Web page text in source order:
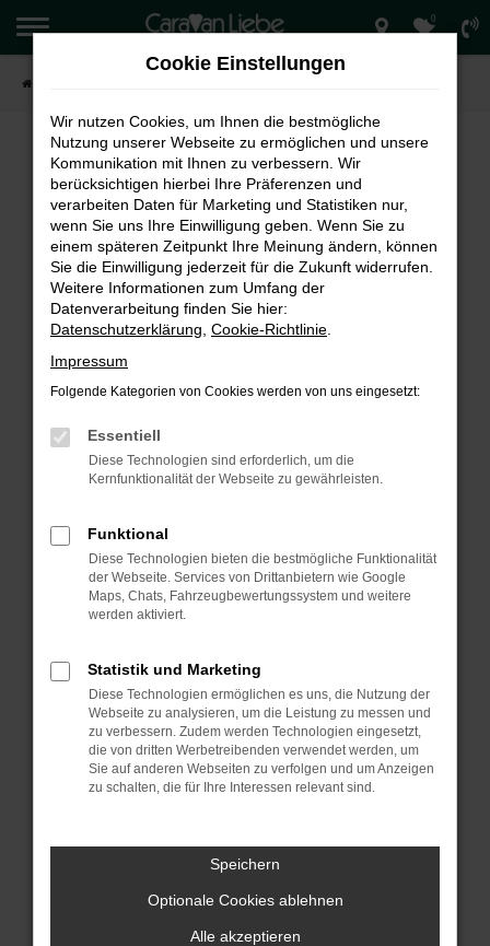
Zum
Hauptinhalt
springen
0
FEHLER: NETWORK ERROR
Beim Laden ist ein Fehler aufgetreten.
Hier sind ein paar Tipps, die dir helfen können:
Überprüfe deine Firewall und deine
Internetverbindung.
Laden andere Webseiten, zum Beispiel deine
Suchmaschine?
Prüfe deine Browsererweiterungen.
können das Laden bestimmter Seiten
verhindern. Funktioniert die Seite in einem
Starte dein Gerät neu.
Das kann manchmal helfen, vorübergehende
Probleme zu beheben.
sind.
Veraltete Software birgt nicht nur ein
Sicherheitsrisiko, sondern kann auch dazu
führen, dass bestimmte Funktionen nicht mehr
unterstützt werden.
hast, kontaktiere uns bitte. Wir werden
uns diesen Text schicken, um uns bei der
Fehlersuche zu unterstützen:
Cookie Einstellungen
Wir nutzen Cookies, um Ihnen die bestmögliche
Nutzung unserer Webseite zu ermöglichen und unsere
Kommunikation mit Ihnen zu verbessern. Wir
berücksichtigen hierbei Ihre Präferenzen und
verarbeiten Daten für Marketing und Statistiken nur,
wenn Sie uns Ihre Einwilligung geben. Wenn Sie zu
einem späteren Zeitpunkt Ihre Meinung ändern, können
Sie die Einwilligung jederzeit für die Zukunft widerrufen.
Weitere Informationen zum Umfang der
Datenverarbeitung finden Sie hier:
Datenschutzerklärung Cookie-Richtlinie
Impressum
Folgende Kategorien von Cookies werden von uns eingesetzt:
Essentiell
Diese Technologien sind erforderlich, um die
Kernfunktionalität der Webseite zu gewährleisten.
Funktional
Diese Technologien bieten die bestmögliche Funktionalität
der Webseite. Services von Drittanbietern wie Google
Maps, Chats, Fahrzeugbewertungssystem und weitere
werden aktiviert.
Statistik und Marketing
Diese Technologien ermöglichen es uns, die Nutzung der
Webseite zu analysieren, um die Leistung zu messen und
zu verbessern. Zudem werden Technologien eingesetzt,
die von dritten Werbetreibenden verwendet werden, um
Sie auf anderen Webseiten zu verfolgen und um Anzeigen
zu schalten, die für Ihre Interessen relevant sind.
Speichern
Optionale Cookies ablehnen
Alle akzeptieren